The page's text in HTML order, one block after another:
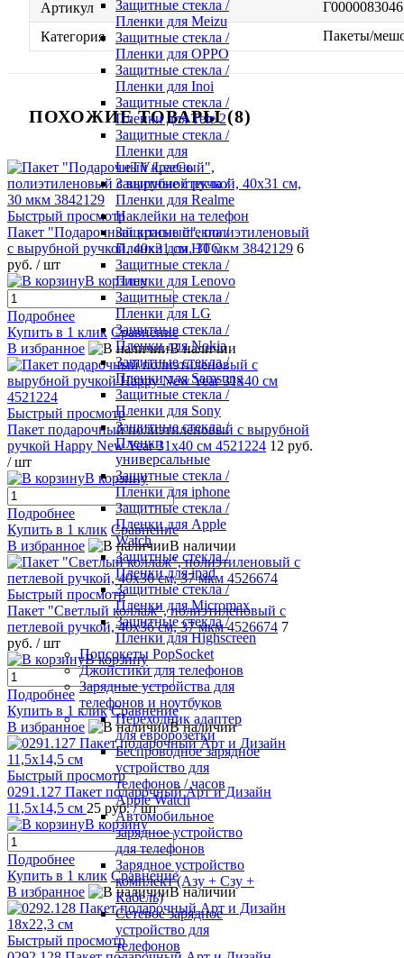
Защитные стекла /
Пленки для Meizu
Защитные стекла /
Пленки для OPPO
Защитные стекла /
Пленки для Inoi
Защитные стекла /
Пленки для Tele 2
Защитные стекла /
Пленки для
LeTV/LeeCo
Защитные стекла /
Пленки для Realme
Наклейки на телефон
Защитные стекла /
Пленки для HTC
Защитные стекла /
Пленки для Lenovo
Защитные стекла /
Пленки для LG
Защитные стекла /
Пленки для Nokia
Защитные стекла /
Пленки для Samsung
Защитные стекла /
Пленки для Sony
Защитные стекла /
Пленки
универсальные
Защитные стекла /
Пленки для iphone
Защитные стекла /
Пленки для Apple
Watch
Защитные стекла /
Пленки для ipad
Защитные стекла /
Пленки для Micromax
Защитные стекла /
Пленки для Highscreen
Попсокеты PopSocket
Джойстики для телефонов
Зарядные устройства для
телефонов и ноутбуков
Переходник адаптер
для евророзетки
Беспроводное зарядное
устройство для
телефонов / часов
Apple Watch
Автомобильное
зарядное устройство
для телефонов
Зарядное устройство
комплект (Азу + Сзу +
Кабель)
Сетевое зарядное
устройство для
телефонов
Артикул
Г0000083046
Категория
Пакеты/
ПОХОЖИЕ ТОВАРЫ (8)
Быстрый просмотр
Пакет "Подарочный красный", полиэтиленовый
с вырубной ручкой, 40х31 см, 30 мкм 3842129 6
руб. / шт
В корзину
Подробнее
Купить в 1 клик Сравнение
В избранное
В наличии
Быстрый просмотр
Пакет подарочный полиэтиленовый с вырубной
ручкой Happy New Year 31х40 см 4521224 12 руб.
/ шт
В корзину
Подробнее
Купить в 1 клик Сравнение
В избранное
В наличии
Быстрый просмотр
Пакет "Светлый коллаж", полиэтиленовый с
петлевой ручкой, 40х36 см, 37 мкм 4526674 7
руб. / шт
В корзину
Подробнее
Купить в 1 клик Сравнение
В избранное
В наличии
Быстрый просмотр
0291.127 Пакет подарочный Арт и Дизайн
11,5х14,5 см 25 руб./ шт
В корзину
Подробнее
Купить в 1 клик Сравнение
В избранное
В наличии
Быстрый просмотр